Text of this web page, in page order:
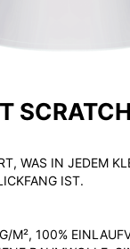
SCRATCH
WAS IN JEDEM
IST.
M², 100%